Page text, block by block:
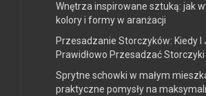
Wnętrza inspirowane sztuką: jak
kolory i formy w aranżacji
Przesadzanie Storczyków: Kiedy I
Prawidłowo Przesadzać Storczyki
Sprytne schowki w małym
praktyczne pomysły na